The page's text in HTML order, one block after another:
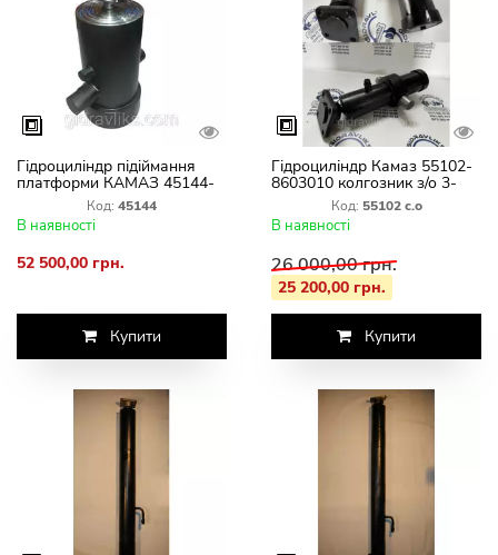
Гідроциліндр підіймання
платформи КАМАЗ 45144-
8603010 4-штоковий ГЦ
111.02.018 3
Код: 45144
В наявності
52 500,00 грн.
Купити
Гідроциліндр Камаз 55102-
8603010 колгозник з/о 3-
штоковий.ГЦ 111.02.015 07
Код: 55102 с.о
В наявності
26 000,00 грн.
25 200,00 грн.
Купити